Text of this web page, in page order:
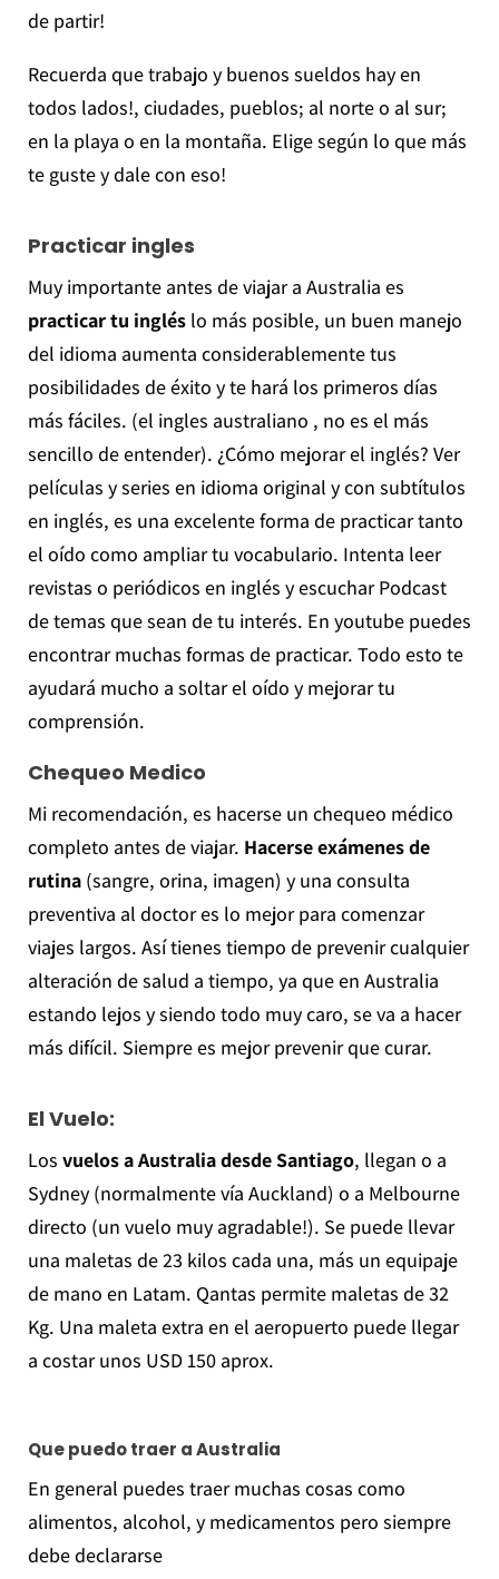
de partir!
Recuerda que trabajo y buenos sueldos hay en
todos lados!, ciudades, pueblos; al norte o al sur;
en la playa o en la montaña. Elige según lo que más
te guste y dale con eso!
Practicar ingles
Muy importante antes de viajar a Australia es
practicar tu ingléslo más posible, un buen manejo
del idioma aumenta considerablemente tus
posibilidades de éxito y te hará los primeros días
más fáciles. (el ingles australiano , no es el más
sencillo de entender). ¿Cómo mejorar el inglés? Ver
películas y series en idioma original y con subtítulos
en inglés, es una excelente forma de practicar tanto
el oído como ampliar tu vocabulario. Intenta leer
revistas o periódicos en inglés y escuchar Podcast
de temas que sean de tu interés. En youtube puedes
encontrar muchas formas de practicar. Todo esto te
ayudará mucho a soltar el oído y mejorar tu
comprensión.
Chequeo Medico
Mi recomendación, es hacerse un chequeo médico
completo antes de viajar. Hacerse exámenes de
rutina (sangre, orina, imagen) y una consulta
preventiva al doctor es lo mejor para comenzar
viajes largos. Así tienes tiempo de prevenir cualquier
alteración de salud a tiempo, ya que en Australia
estando lejos y siendo todo muy caro, se va a hacer
más difícil. Siempre es mejor prevenir que curar.
El Vuelo:
Los vuelos a Australia desde Santiago, llegan o a
Sydney (normalmente vía Auckland) o a Melbourne
directo (un vuelo muy agradable!). Se puede llevar
una maletas de 23 kilos cada una, más un equipaje
de mano en Latam. Qantas permite maletas de 32
Kg. Una maleta extra en el aeropuerto puede llegar
a costar unos USD 150 aprox.
Que puedo traer a Australia
En general puedes traer muchas cosas como
alimentos, alcohol, y medicamentos pero siempre
debe declararse